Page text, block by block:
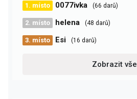
1. místo 0077ivka (66 darů)
2. místo helena (48 darů)
3. místo Esi (16 darů)
Zobrazit vše